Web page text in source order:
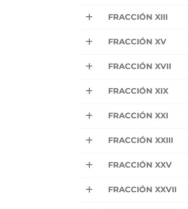
FRACCIÓN XIII
FRACCIÓN XV
FRACCIÓN XVII
FRACCIÓN XIX
FRACCIÓN XXI
FRACCIÓN XXIII
FRACCIÓN XXV
FRACCIÓN XXVII